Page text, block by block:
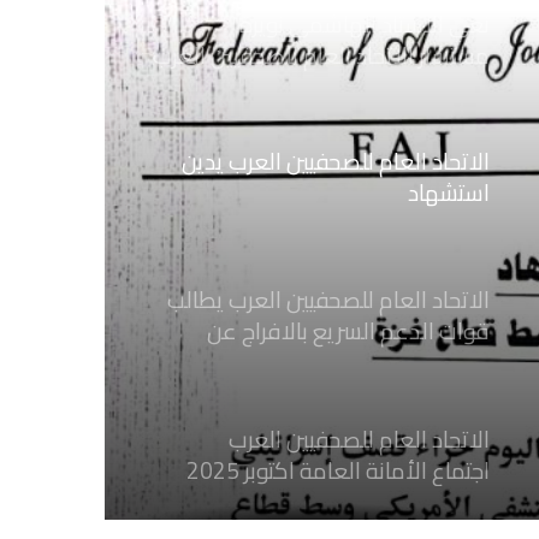
نعي الاستاذ الهاشمي نويرة
مستشار الاتحاد العام للصحفيين العرب
الاتحاد العام للصحفيين العرب يدين
استشهاد
ثلاثة صحفيين فلسطينيين باستهداف
الاتحاد العام للصحفيين العرب يطالب
قوات الدعم السريع بالافراج عن
الصحفيين السودانيين المعتقلين لديها
الاتحاد العام للصحفيين العرب
اجتماع الأمانة العامة اكتوبر 2025